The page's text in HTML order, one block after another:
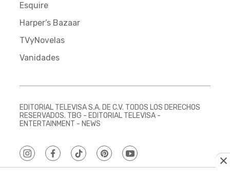
Esquire
Harper’s Bazaar
TVyNovelas
Vanidades
EDITORIAL TELEVISA S.A. DE C.V. TODOS LOS DERECHOS
RESERVADOS. TBG - EDITORIAL TELEVISA -
ENTERTAINMENT - NEWS
instagramfacebooktiktokpinterestyoutube